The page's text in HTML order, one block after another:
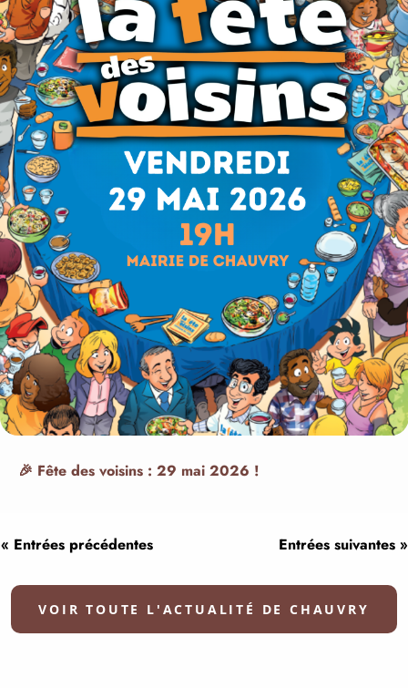
🎉 Fête des voisins : 29 mai 2026 !
« Entrées précédentes Entrées suivantes »
VOIR TOUTE L'ACTUALITÉ DE CHAUVRY